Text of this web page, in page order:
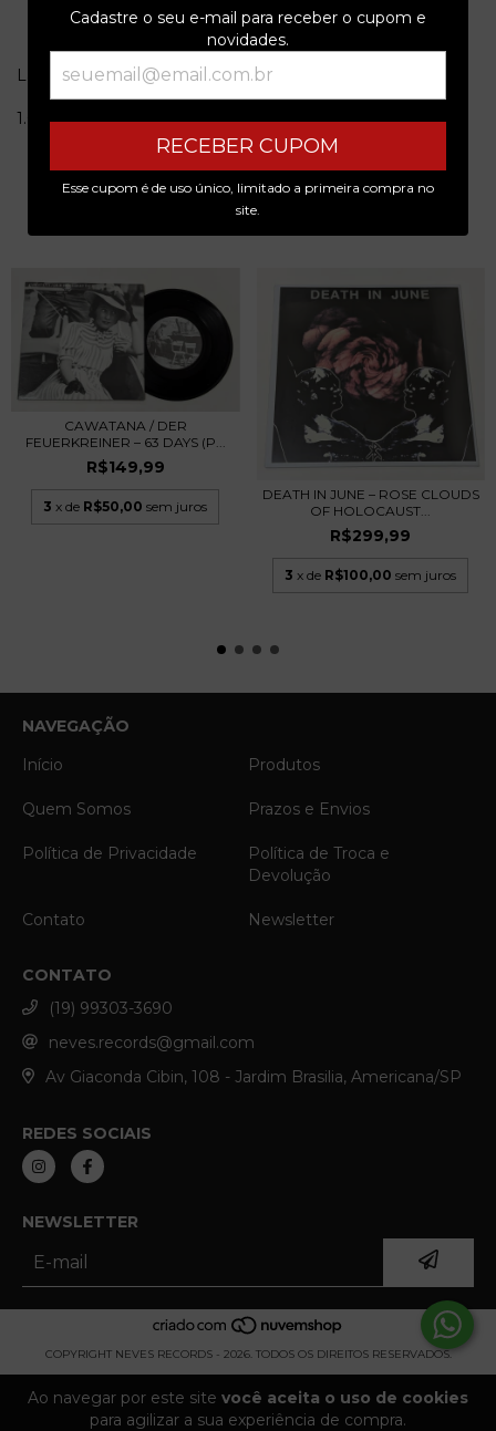
Cadastre o seu e-mail para receber o cupom e
novidades.
RECEBER CUPOM
Esse cupom é de uso único, limitado a primeira compra no
site.
Ao navegar por este site você aceita o uso de cookies
para agilizar a sua experiência de compra.
Lado B
1.Operation Blue Star
CAWATANA / DER
FEUERKREINER – 63 DAYS (P...
R$149,99
3 x de R$50,00 sem juros
DEATH IN JUNE – ROSE CLOUDS
OF HOLOCAUST...
R$299,99
3 x de R$100,00 sem juros
NAVEGAÇÃO
Início
Produtos
Quem Somos Prazos e Envios
Política de Privacidade
Política de Troca e
Devolução
Contato Newsletter
CONTATO
(19) 99303-3690
neves.records@gmail.com
Av Giaconda Cibin, 108 - Jardim Brasilia, Americana/SP
REDES SOCIAIS
NEWSLETTER
COPYRIGHT NEVES RECORDS - 2026. TODOS OS DIREITOS RESERVADOS.